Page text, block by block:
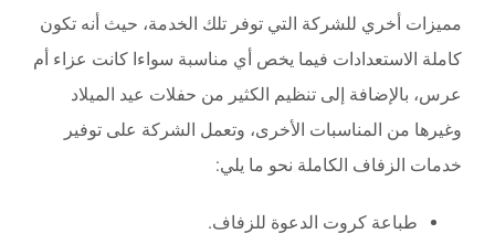
مميزات أخري للشركة التي توفر تلك الخدمة، حيث أنه تكون
كاملة الاستعدادات فيما يخص أي مناسبة سواءا كانت عزاء أم
عرس، بالإضافة إلى تنظيم الكثير من حفلات عيد الميلاد
وغيرها من المناسبات الأخرى، وتعمل الشركة على توفير
خدمات الزفاف الكاملة نحو ما يلي:
طباعة كروت الدعوة للزفاف.